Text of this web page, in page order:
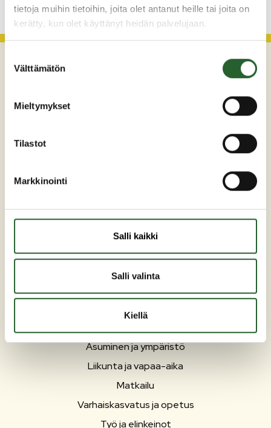
tietoja muihin tietoihin, joita olet antanut heille tai joita on
kerätty, kun olet käyttänyt heidän palvelujaan.
valinta
Välttämätön
Mieltymykset
Tilastot
Markkinointi
Salli kaikki
Salli valinta
Kiellä
kunta(at)puolanka.fi
PUOLANKA
Asuminen ja ympäristö
Liikunta ja vapaa-aika
Matkailu
Varhaiskasvatus ja opetus
Työ ja elinkeinot